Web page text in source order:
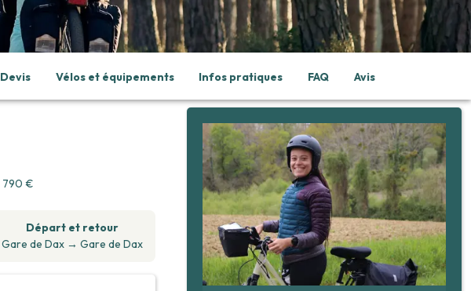
Devis Vélos et équipements Infos pratiques FAQ Avis
790 €
Départ et retour
Gare de Dax → Gare de Dax